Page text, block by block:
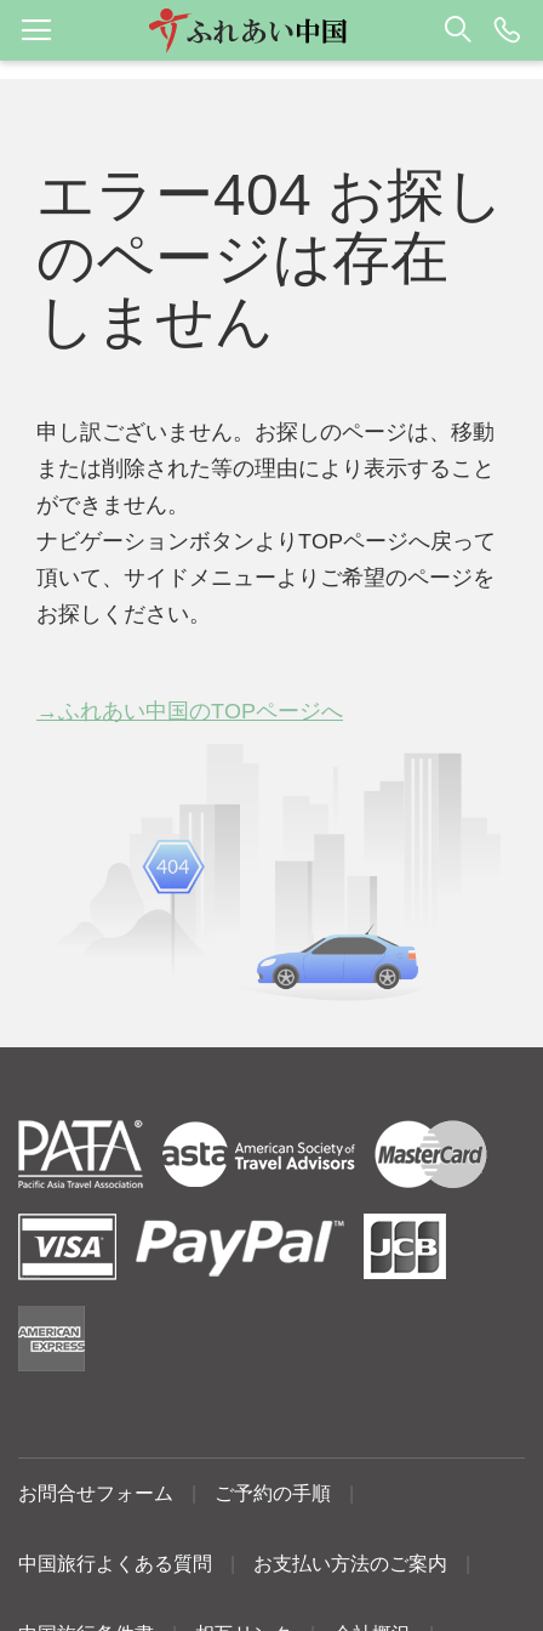
エラー404 お探し
のページは存在
しません
申し訳ございません。お探しのページは、移動
または削除された等の理由により表示すること
ができません。
ナビゲーションボタンよりTOPページへ戻って
頂いて、サイドメニューよりご希望のページを
お探しください。
→ふれあい中国のTOPページへ
お問合せフォーム ご予約の手順
中国旅行よくある質問 お支払い方法のご案内